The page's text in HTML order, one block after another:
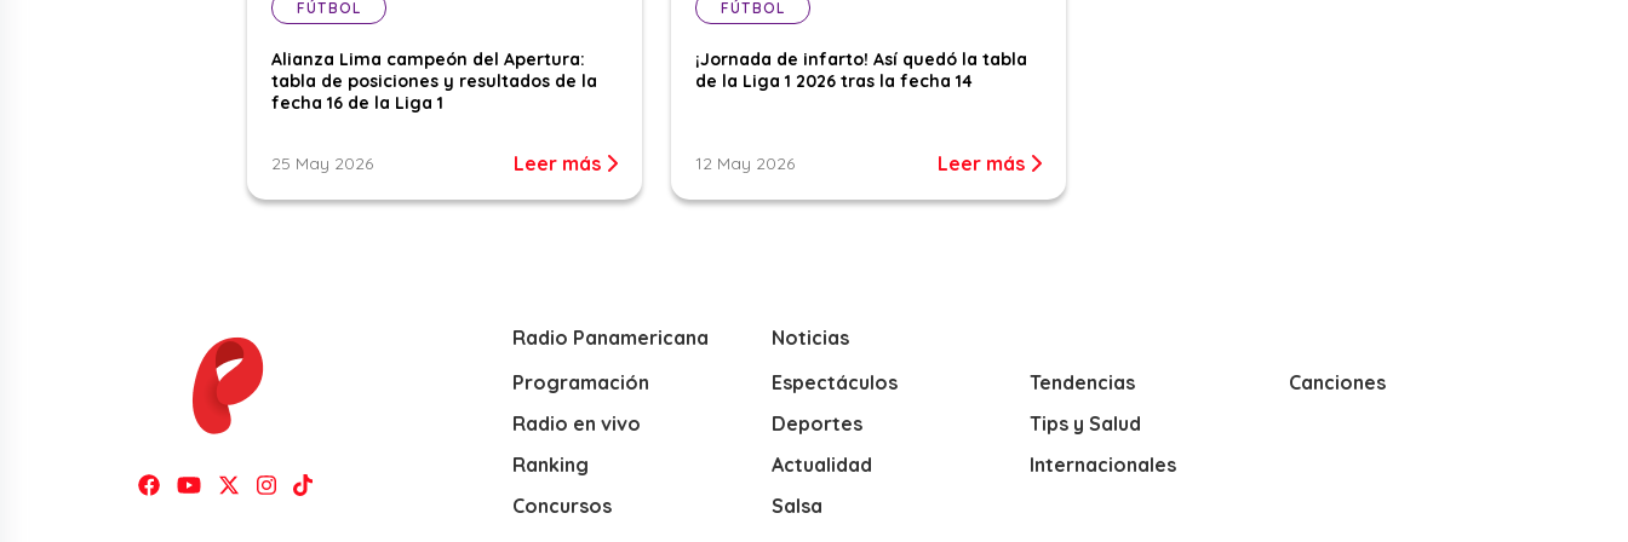
FÚTBOL
Alianza Lima campeón del Apertura:
tabla de posiciones y resultados de la
fecha 16 de la Liga 1
25 May 2026 Leer más
FÚTBOL
¡Jornada de infarto! Así quedó la tabla
de la Liga 1 2026 tras la fecha 14
12 May 2026 Leer más
Radio Panamericana
Programación
Radio en vivo
Ranking
Concursos
Noticias
Espectáculos
Deportes
Actualidad
Salsa
Tendencias
Tips y Salud
Internacionales
Canciones